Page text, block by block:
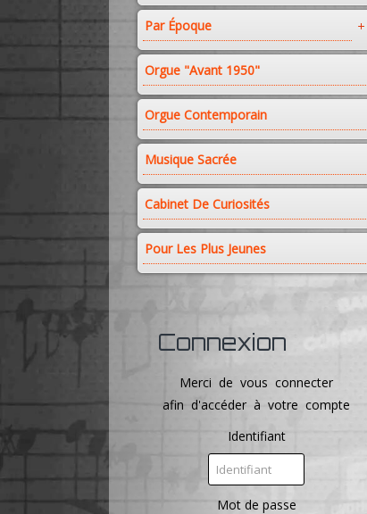
Par Époque
Orgue "avant 1950"
Orgue Contemporain
Musique Sacrée
Cabinet De Curiosités
Pour Les Plus Jeunes
Connexion
Merci de vous connecter
afin d'accéder à votre compte
Identifiant
Mot de passe